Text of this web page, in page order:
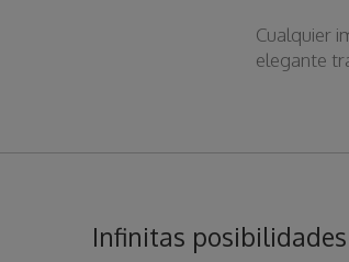
Cualquier
elegante
Infinitas